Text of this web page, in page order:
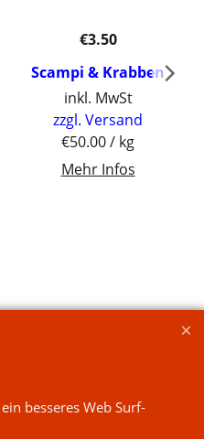
€3.50
Scampi & Krabben
inkl. MwSt
zzgl. Versand
€50.00/ kg
Mehr Infos
Shopbesseres Web Surf-